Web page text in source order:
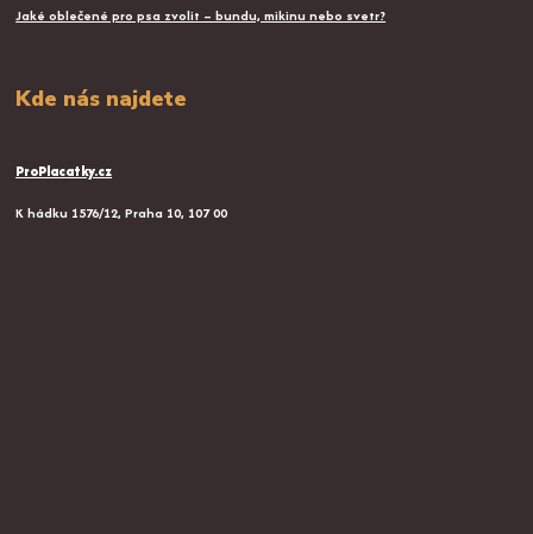
Jaké oblečené pro psa zvolit – bundu, mikinu nebo svetr?
Kde nás najdete
ProPlacatky.cz
K hádku 1576/12, Praha 10, 107 00